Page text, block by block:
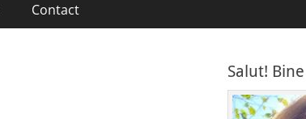
Contact
Salut!